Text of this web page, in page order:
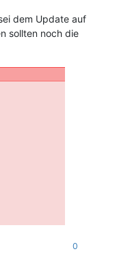
dem Update auf
sollten noch die
0